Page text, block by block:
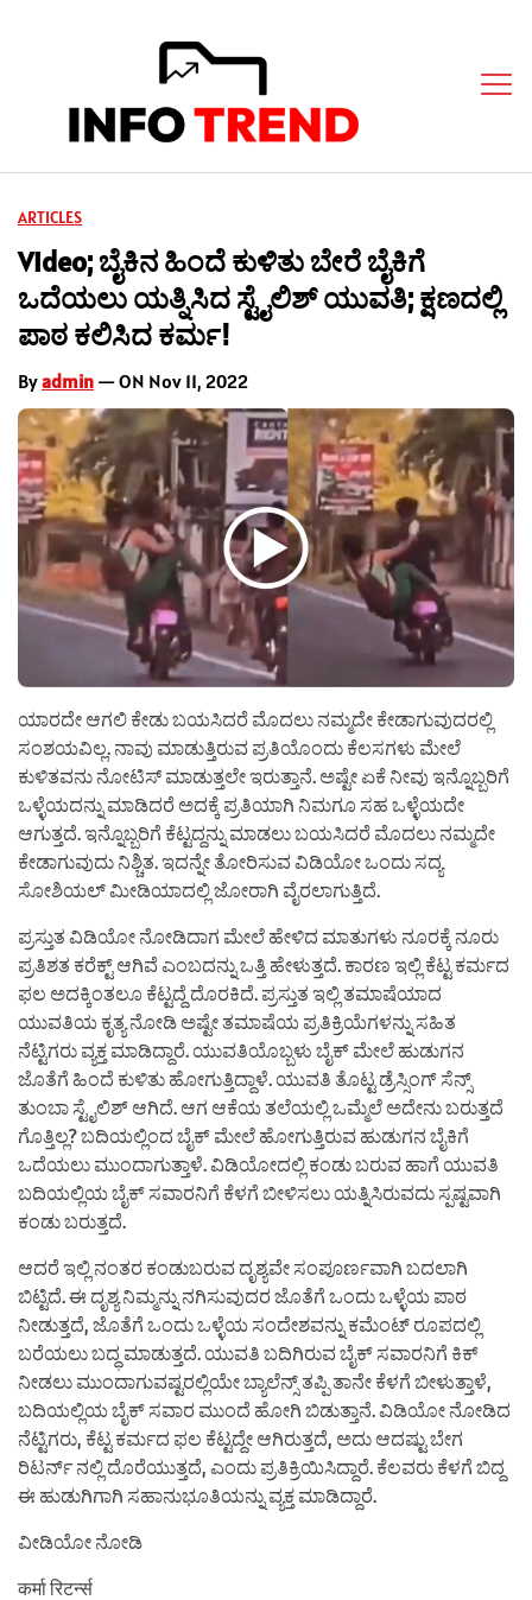
ARTICLES
Video; ಬೈಕಿನ ಹಿಂದೆ ಕುಳಿತು ಬೇರೆ ಬೈಕಿಗೆ
ಒದೆಯಲು ಯತ್ನಿಸಿದ ಸ್ಟೈಲಿಶ್ ಯುವತಿ; ಕ್ಷಣದಲ್ಲಿ
ಪಾಠ ಕಲಿಸಿದ ಕರ್ಮ!
Byadmin — ON Nov 11, 2022
ಯಾರದೇ ಆಗಲಿ ಕೇಡು ಬಯಸಿದರೆ ಮೊದಲು ನಮ್ಮದೇ ಕೇಡಾಗುವುದರಲ್ಲಿ
ಸಂಶಯವಿಲ್ಲ. ನಾವು ಮಾಡುತ್ತಿರುವ ಪ್ರತಿಯೊಂದು ಕೆಲಸಗಳು ಮೇಲೆ
ಕುಳಿತವನು ನೋಟಿಸ್ ಮಾಡುತ್ತಲೇ ಇರುತ್ತಾನೆ. ಅಷ್ಟೇ ಏಕೆ ನೀವು ಇನ್ನೊಬ್ಬರಿಗೆ
ಒಳ್ಳೆಯದನ್ನು ಮಾಡಿದರೆ ಅದಕ್ಕೆ ಪ್ರತಿಯಾಗಿ ನಿಮಗೂ ಸಹ ಒಳ್ಳೆಯದೇ
ಆಗುತ್ತದೆ. ಇನ್ನೊಬ್ಬರಿಗೆ ಕೆಟ್ಟದ್ದನ್ನು ಮಾಡಲು ಬಯಸಿದರೆ ಮೊದಲು ನಮ್ಮದೇ
ಕೇಡಾಗುವುದು ನಿಶ್ಚಿತ. ಇದನ್ನೇ ತೋರಿಸುವ ವಿಡಿಯೋ ಒಂದು ಸದ್ಯ
ಸೋಶಿಯಲ್ ಮೀಡಿಯಾದಲ್ಲಿ ಜೋರಾಗಿ ವೈರಲಾಗುತ್ತಿದೆ.
ಪ್ರಸ್ತುತ ವಿಡಿಯೋ ನೋಡಿದಾಗ ಮೇಲೆ ಹೇಳಿದ ಮಾತುಗಳು ನೂರಕ್ಕೆ ನೂರು
ಪ್ರತಿಶತ ಕರೆಕ್ಟ್ ಆಗಿವೆ ಎಂಬದನ್ನು ಒತ್ತಿ ಹೇಳುತ್ತದೆ. ಕಾರಣ ಇಲ್ಲಿ ಕೆಟ್ಟ ಕರ್ಮದ
ಫಲ ಅದಕ್ಕಿಂತಲೂ ಕೆಟ್ಟದ್ದೆ ದೊರಕಿದೆ. ಪ್ರಸ್ತುತ ಇಲ್ಲಿ ತಮಾಷೆಯಾದ
ಯುವತಿಯ ಕೃತ್ಯ ನೋಡಿ ಅಷ್ಟೇ ತಮಾಷೆಯ ಪ್ರತಿಕ್ರಿಯೆಗಳನ್ನು ಸಹಿತ
ನೆಟ್ಟಿಗರು ವ್ಯಕ್ತ ಮಾಡಿದ್ದಾರೆ. ಯುವತಿಯೊಬ್ಬಳು ಬೈಕ್ ಮೇಲೆ ಹುಡುಗನ
ಜೊತೆಗೆ ಹಿಂದೆ ಕುಳಿತು ಹೋಗುತ್ತಿದ್ದಾಳೆ. ಯುವತಿ ತೊಟ್ಟ ಡ್ರೆಸ್ಸಿಂಗ್ ಸೆನ್ಸ್
ತುಂಬಾ ಸ್ಟೈಲಿಶ್ ಆಗಿದೆ. ಆಗ ಆಕೆಯ ತಲೆಯಲ್ಲಿ ಒಮ್ಮೆಲೆ ಅದೇನು ಬರುತ್ತದೆ
ಗೊತ್ತಿಲ್ಲ? ಬದಿಯಲ್ಲಿಂದ ಬೈಕ್ ಮೇಲೆ ಹೋಗುತ್ತಿರುವ ಹುಡುಗನ ಬೈಕಿಗೆ
ಒದೆಯಲು ಮುಂದಾಗುತ್ತಾಳೆ. ವಿಡಿಯೋದಲ್ಲಿ ಕಂಡು ಬರುವ ಹಾಗೆ ಯುವತಿ
ಬದಿಯಲ್ಲಿಯ ಬೈಕ್ ಸವಾರನಿಗೆ ಕೆಳಗೆ ಬೀಳಿಸಲು ಯತ್ನಿಸಿರುವದು ಸ್ಪಷ್ಟವಾಗಿ
ಕಂಡು ಬರುತ್ತದೆ.
ಆದರೆ ಇಲ್ಲಿ ನಂತರ ಕಂಡುಬರುವ ದೃಶ್ಯವೇ ಸಂಪೂರ್ಣವಾಗಿ ಬದಲಾಗಿ
ಬಿಟ್ಟಿದೆ. ಈ ದೃಶ್ಯ ನಿಮ್ಮನ್ನು ನಗಿಸುವುದರ ಜೊತೆಗೆ ಒಂದು ಒಳ್ಳೆಯ ಪಾಠ
ನೀಡುತ್ತದೆ, ಜೊತೆಗೆ ಒಂದು ಒಳ್ಳೆಯ ಸಂದೇಶವನ್ನು ಕಮೆಂಟ್ ರೂಪದಲ್ಲಿ
ಬರೆಯಲು ಬದ್ಧ ಮಾಡುತ್ತದೆ. ಯುವತಿ ಬದಿಗಿರುವ ಬೈಕ್ ಸವಾರನಿಗೆ ಕಿಕ್
ನೀಡಲು ಮುಂದಾಗುವಷ್ಟರಲ್ಲಿಯೇ ಬ್ಯಾಲೆನ್ಸ್ ತಪ್ಪಿ ತಾನೇ ಕೆಳಗೆ ಬೀಳುತ್ತಾಳೆ,
ಬದಿಯಲ್ಲಿಯ ಬೈಕ್ ಸವಾರ ಮುಂದೆ ಹೋಗಿ ಬಿಡುತ್ತಾನೆ. ವಿಡಿಯೋ ನೋಡಿದ
ನೆಟ್ಟಿಗರು, ಕೆಟ್ಟ ಕರ್ಮದ ಫಲ ಕೆಟ್ಟದ್ದೇ ಆಗಿರುತ್ತದೆ, ಅದು ಆದಷ್ಟು ಬೇಗ
ರಿಟರ್ನ್ ನಲ್ಲಿ ದೊರೆಯುತ್ತದೆ, ಎಂದು ಪ್ರತಿಕ್ರಿಯಿಸಿದ್ದಾರೆ. ಕೆಲವರು ಕೆಳಗೆ ಬಿದ್ದ
ಈ ಹುಡುಗಿಗಾಗಿ ಸಹಾನುಭೂತಿಯನ್ನು ವ್ಯಕ್ತ ಮಾಡಿದ್ದಾರೆ.
ವೀಡಿಯೋ ನೋಡಿ
कर्मा रिटर्न्स